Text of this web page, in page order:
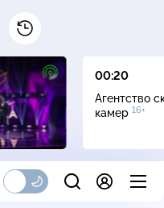
00:20
Агентство
камер 16+